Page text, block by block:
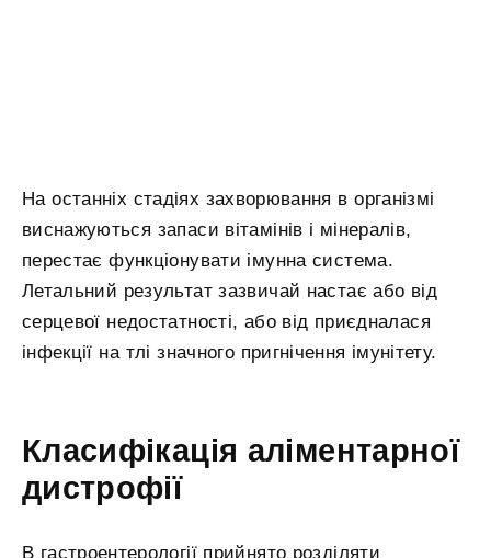
На останніх стадіях захворювання в організмі
виснажуються запаси вітамінів і мінералів,
перестає функціонувати імунна система.
Летальний результат зазвичай настає або від
серцевої недостатності, або від приєдналася
інфекції на тлі значного пригнічення імунітету.
Класифікація аліментарної
дистрофії
В гастроентерології прийнято розділяти